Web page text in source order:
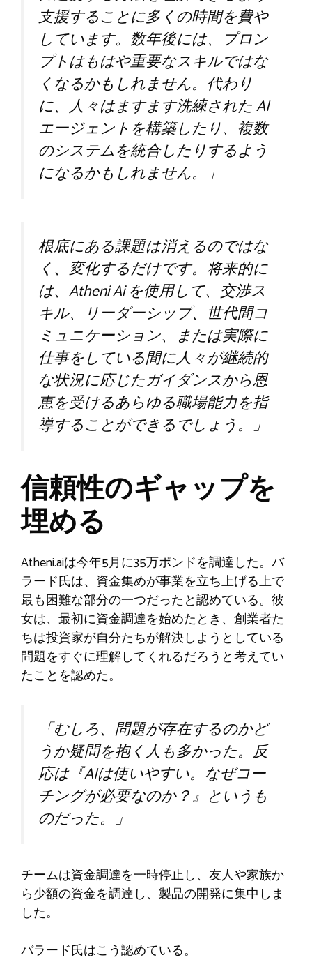
支援することに多くの時間を費や
しています。数年後には、プロン
プトはもはや重要なスキルではな
くなるかもしれません。代わり
に、人々はますます洗練された AI
エージェントを構築したり、複数
のシステムを統合したりするよう
になるかもしれません。」
根底にある課題は消えるのではな
く、変化するだけです。将来的に
は、Atheni Ai を使用して、交渉ス
キル、リーダーシップ、世代間コ
ミュニケーション、または実際に
仕事をしている間に人々が継続的
な状況に応じたガイダンスから恩
恵を受けるあらゆる職場能力を指
導することができるでしょう。」
信頼性のギャップを
埋める
Atheni.aiは今年5月に35万ポンドを調達した。バ
ラード氏は、資金集めが事業を立ち上げる上で
最も困難な部分の一つだったと認めている。彼
女は、最初に資金調達を始めたとき、創業者た
ちは投資家が自分たちが解決しようとしている
問題をすぐに理解してくれるだろうと考えてい
たことを認めた。
「むしろ、問題が存在するのかど
うか疑問を抱く人も多かった。反
応は『AIは使いやすい。なぜコー
チングが必要なのか？』というも
のだった。」
チームは資金調達を一時停止し、友人や家族か
ら少額の資金を調達し、製品の開発に集中しま
した。
バラード氏はこう認めている。